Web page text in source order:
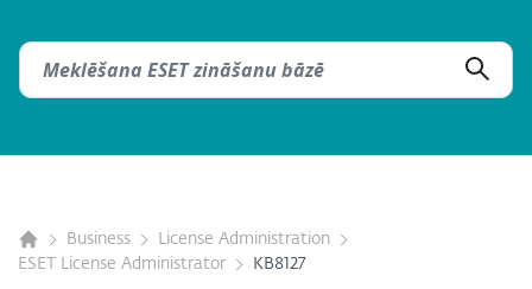
Business
License Administration
ESET License Administrator
KB8127